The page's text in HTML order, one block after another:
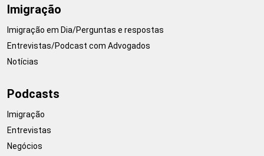
Imigração
Imigração em Dia/Perguntas e respostas
Entrevistas/Podcast com Advogados
Notícias
Podcasts
Imigração
Entrevistas
Negócios